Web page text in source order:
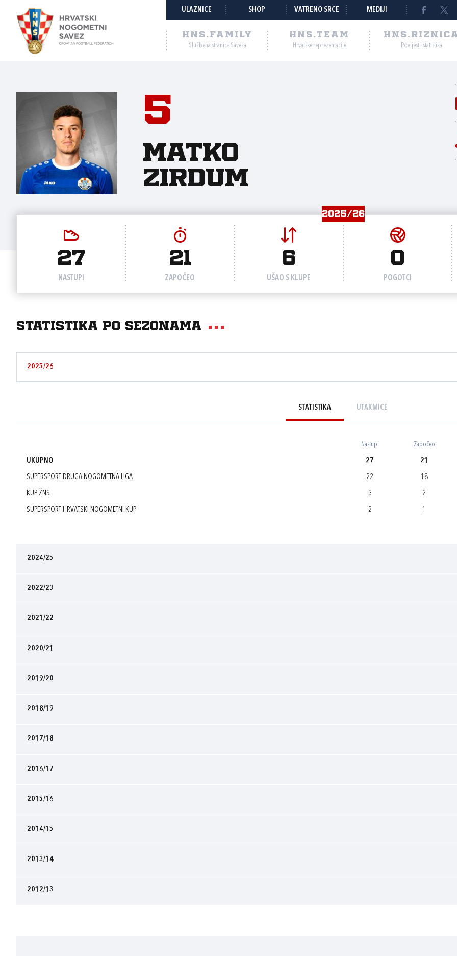
ULAZNICE SHOP VATRENO SRCE MEDIJI
HNS.FAMILY
Službena stranica Saveza
HNS.TEAM
Hrvatske reprezentacije Povijest i statistika
5
Matko
Zirdum
2025/26
27
NASTUPI
21
ZAPOČEO
6
UŠAO S KLUPE
0
POGOTCI
Statistika po sezonama
2025/26
STATISTIKA UTAKMICE
Nastupi Započeo
UKUPNO 27 21
SUPERSPORT DRUGA NOGOMETNA LIGA 22 18
KUP ŽNS 3 2
SUPERSPORT HRVATSKI NOGOMETNI KUP 2 1
2024/25
2022/23
2021/22
2020/21
2019/20
2018/19
2017/18
2016/17
2015/16
2014/15
2013/14
2012/13